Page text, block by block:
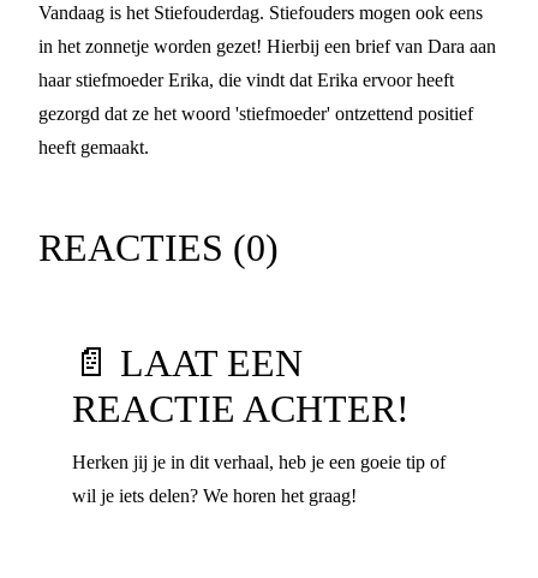
Vandaag is het Stiefouderdag. Stiefouders mogen ook eens
in het zonnetje worden gezet! Hierbij een brief van Dara aan
haar stiefmoeder Erika, die vindt dat Erika ervoor heeft
gezorgd dat ze het woord 'stiefmoeder' ontzettend positief
heeft gemaakt.
REACTIES (0)
📄 LAAT EEN
REACTIE ACHTER!
Herken jij je in dit verhaal, heb je een goeie tip of
wil je iets delen? We horen het graag!